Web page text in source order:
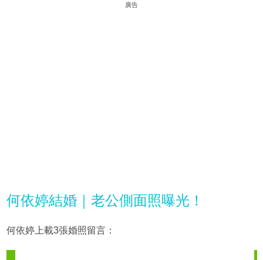
廣告
何依婷結婚｜老公側面照曝光！
何依婷上載3張婚照留言：